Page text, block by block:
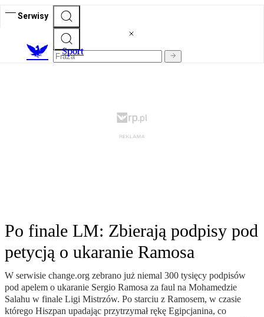
Serwisy
Sport
Po finale LM: Zbierają podpisy pod
petycją o ukaranie Ramosa
W serwisie change.org zebrano już niemal 300 tysięcy podpisów
pod apelem o ukaranie Sergio Ramosa za faul na Mohamedzie
Salahu w finale Ligi Mistrzów. Po starciu z Ramosem, w czasie
którego Hiszpan upadając przytrzymał rękę Egipcjanina, co